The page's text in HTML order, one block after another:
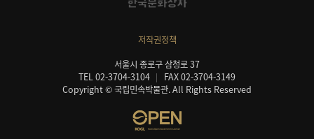
저작권정책
서울시 종로구 삼청로 37
TEL 02-3704-3104
FAX 02-3704-3149
Copyright © 국립민속박물관. All Rights Reserved